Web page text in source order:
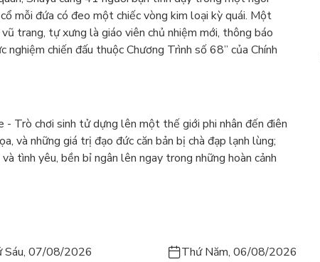
mỗi đứa có đeo một chiếc vòng kim loại kỳ quái. Một
trang, tự xưng là giáo viên chủ nhiệm mới, thông báo
chiến đấu thuộc Chương Trình số 68” của Chính
Trò chơi sinh tử dựng lên một thế giới phi nhân đến điên
và những giá trị đạo đức căn bản bị chà đạp lạnh lùng;
tình yêu, bền bỉ ngân lên ngay trong những hoàn cảnh
Sáu, 07/08/2026 Thứ Năm, 06/08/2026